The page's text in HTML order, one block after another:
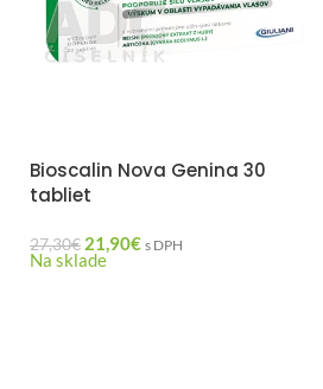
Bioscalin Nova Genina 30
tabliet
27,30€ 21,90€ s DPH
Na sklade